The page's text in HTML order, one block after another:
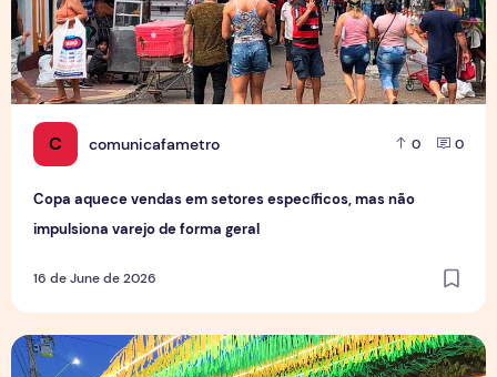
C comunicafametro 0 0
Copa aquece vendas em setores específicos, mas não
impulsiona varejo de forma geral
16 de June de 2026
Tradição das Ruas da Copa mobiliza moradores e